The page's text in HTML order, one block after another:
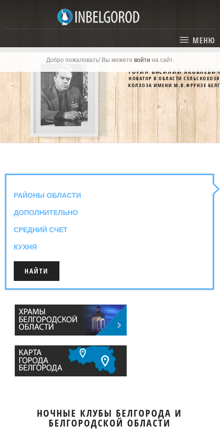
МЕНЮ
ГЛАВНАЯ
СТАТЬИ
КАТАЛОГ
ГОСТИНИЦЫ И ОТЕЛИ
ЭКСКУРСИИ
СОБЫТИЯ
КАРТА
Добро пожаловать! Вы можете войти на сайт.
ГОРИН ВАСИЛИЙ
НОВАТОР В ОБЛАСТИ
КОЛХОЗА ИМЕНИ М.В.ФРУНЗЕ
РАЙОНЫ ОБЛАСТИ
ДОПОЛНИТЕЛЬНО
СРЕДНИЙ СЧЕТ
КУХНЯ
НОЧНЫЕ КЛУБЫ БЕЛГОРОДА И
БЕЛГОРОДСКОЙ ОБЛАСТИ